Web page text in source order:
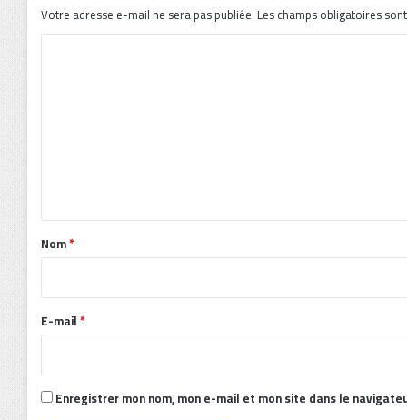
Votre adresse e-mail ne sera pas publiée. Les champs obligatoires
a
i
r
e
Nom*
E-mail*
Enregistrer mon nom, mon e-mail et mon site dans le